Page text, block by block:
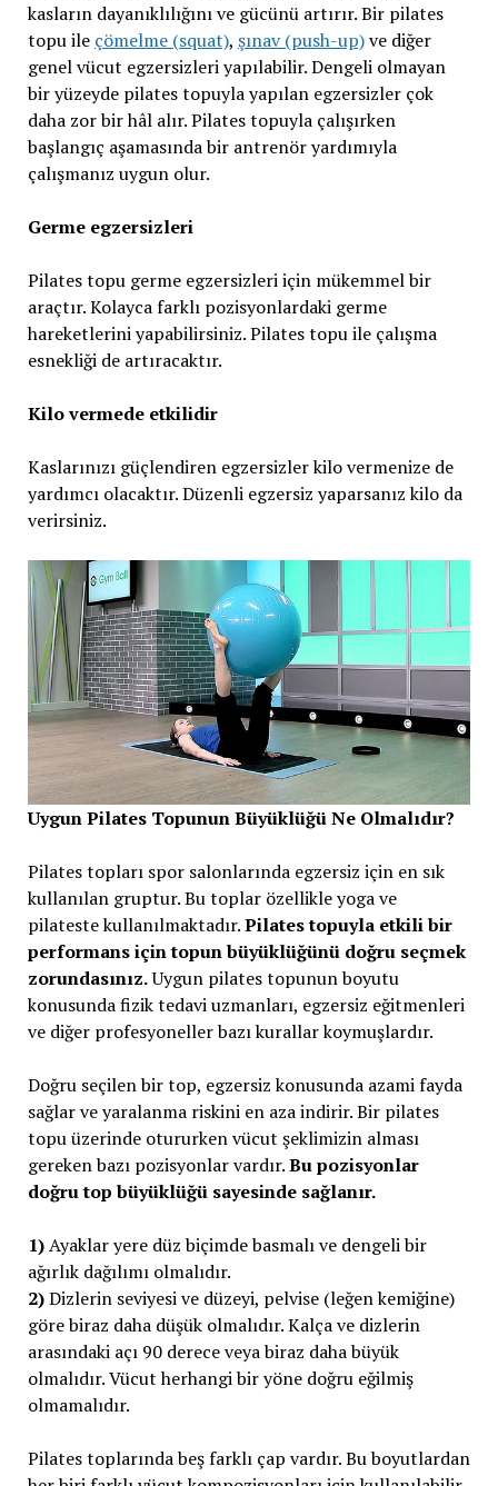
kasların dayanıklılığını ve gücünü artırır. Bir pilates
topu ile çömelme (squat), şınav (push-up)ve diğer
genel vücut egzersizleri yapılabilir. Dengeli olmayan
bir yüzeyde pilates topuyla yapılan egzersizler çok
daha zor bir hâl alır. Pilates topuyla çalışırken
başlangıç aşamasında bir antrenör yardımıyla
çalışmanız uygun olur.
Germe egzersizleri
Pilates topu germe egzersizleri için mükemmel bir
araçtır. Kolayca farklı pozisyonlardaki germe
hareketlerini yapabilirsiniz. Pilates topu ile çalışma
esnekliği de artıracaktır.
Kilo vermede etkilidir
Kaslarınızı güçlendiren egzersizler kilo vermenize de
yardımcı olacaktır. Düzenli egzersiz yaparsanız kilo da
verirsiniz.
Uygun Pilates Topunun Büyüklüğü Ne Olmalıdır?
Pilates topları spor salonlarında egzersiz için en sık
kullanılan gruptur. Bu toplar özellikle yoga ve
pilateste kullanılmaktadır.Pilates topuyla etkili bir
performans için topun büyüklüğünü doğru seçmek
zorundasınız.Uygun pilates topunun boyutu
konusunda fizik tedavi uzmanları, egzersiz eğitmenleri
ve diğer profesyoneller bazı kurallar koymuşlardır.
Doğru seçilen bir top, egzersiz konusunda azami fayda
sağlar ve yaralanma riskini en aza indirir. Bir pilates
topu üzerinde otururken vücut şeklimizin alması
gereken bazı pozisyonlar vardır.Bu pozisyonlar
doğru top büyüklüğü sayesinde sağlanır.
1)Ayaklar yere düz biçimde basmalı ve dengeli bir
ağırlık dağılımı olmalıdır.
2)Dizlerin seviyesi ve düzeyi, pelvise (leğen kemiğine)
göre biraz daha düşük olmalıdır. Kalça ve dizlerin
arasındaki açı 90 derece veya biraz daha büyük
olmalıdır. Vücut herhangi bir yöne doğru eğilmiş
olmamalıdır.
Pilates toplarında beş farklı çap vardır. Bu boyutlardan